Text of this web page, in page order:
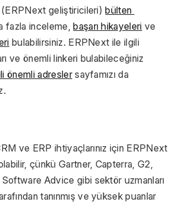
(ERPNext geliştiricileri) bülten
fazla inceleme, başarı hikayeleri
bulabilirsiniz. ERPNext ile ilgili
önemli adresler sayfamızı da
ve ERP ihtiyaçlarınız için ERPNext
çünkü Gartner, Capterra, G2,
Advice gibi sektör uzmanları
tanınmış ve yüksek puanlar